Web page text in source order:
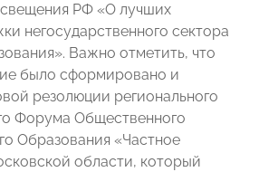
РФ «О лучших
негосударственного сектора
Важно отметить, что
было сформировано и
резолюции регионального
Форума Общественного
Образования «Частное
области, который